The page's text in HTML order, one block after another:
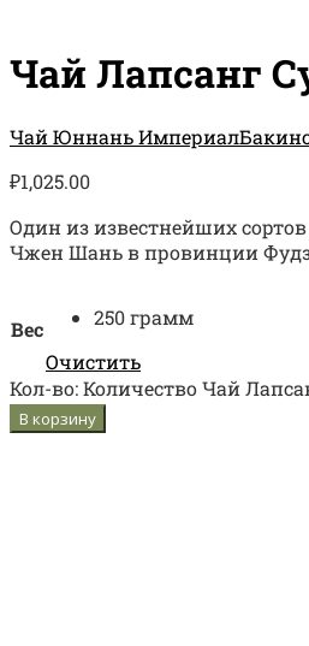
Чай Лапсанг
Чай Юннань Империал
₽1,025.00
Один из известнейших
Чжен Шань в провинции
Вес
250 грамм
Очистить
Кол-во:Количество Чай
В корзину